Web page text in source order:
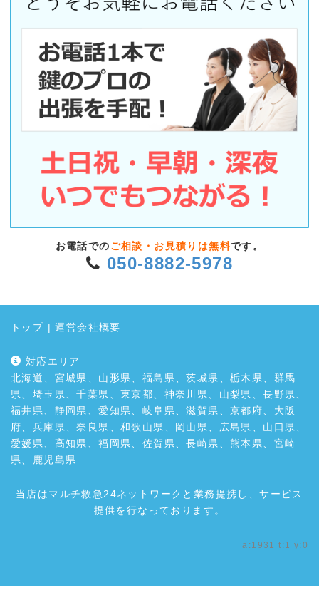
お電話での ご相談・お見積りは無料です。
050-8882-5978
トップ |運営会社概要
対応エリア
北海道、宮城県、山形県、福島県、茨城県、栃木県、群馬
県、埼玉県、千葉県、東京都、神奈川県、山梨県、長野県、
福井県、静岡県、愛知県、岐阜県、滋賀県、京都府、大阪
府、兵庫県、奈良県、和歌山県、岡山県、広島県、山口県、
愛媛県、高知県、福岡県、佐賀県、長崎県、熊本県、宮崎
県、鹿児島県
当店はマルチ救急24ネットワークと業務提携し、サービス
提供を行なっております。
a:1931 t:1 y:0